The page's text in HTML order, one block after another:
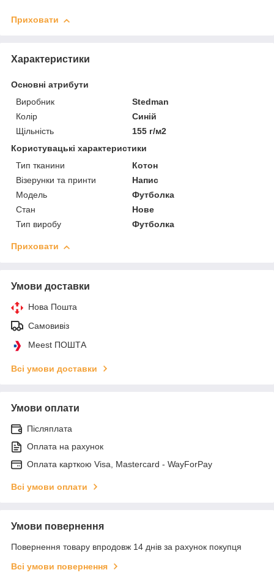
Приховати
Характеристики
Основні атрибути
Виробник
Stedman
Колір
Синій
Щільність
155 г/м2
Користувацькі характеристики
Тип тканини
Котон
Візерунки та принти
Напис
Мoдель
Футболка
Стан
Нове
Тип виробу
Футболка
Приховати
Умови доставки
Нова Пошта
Самовивіз
Meest ПОШТА
Всі умови доставки
Умови оплати
Післяплата
Оплата на рахунок
Оплата карткою Visa, Mastercard - WayForPay
Всі умови оплати
Умови повернення
Повернення товару впродовж 14 днів за рахунок покупця
Всі умови повернення